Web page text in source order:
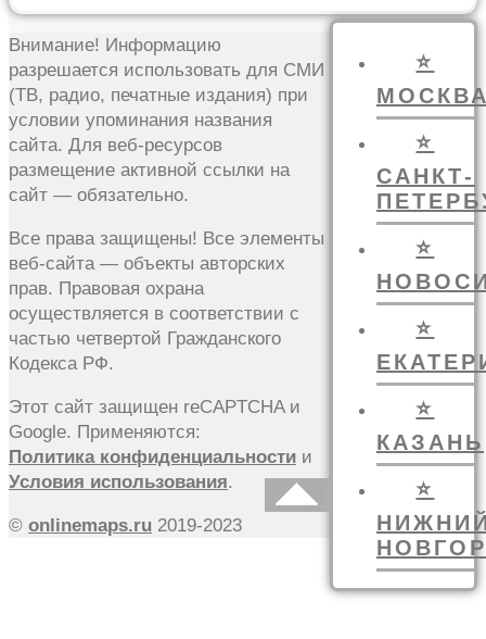
⭐
⭐
САНКТ-
⭐
⭐
⭐
КАЗАНЬ
⭐
Внимание! Информацию
разрешается использовать для СМИ
(ТВ, радио, печатные издания) при
условии упоминания названия
сайта. Для веб-ресурсов
размещение активной ссылки на
сайт — обязательно.
Все права защищены! Все элементы
веб-сайта — объекты авторских
прав. Правовая охрана
осуществляется в соответствии с
частью четвертой Гражданского
Кодекса РФ.
Этот сайт защищен reCAPTCHA и
Google. Применяются:
Политика конфиденциальности и
Условия использования.
© onlinemaps.ru 2019-2023